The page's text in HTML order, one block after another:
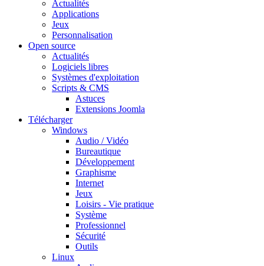
Actualités
Applications
Jeux
Personnalisation
Open source
Actualités
Logiciels libres
Systèmes d'exploitation
Scripts & CMS
Astuces
Extensions Joomla
Télécharger
Windows
Audio / Vidéo
Bureautique
Développement
Graphisme
Internet
Jeux
Loisirs - Vie pratique
Système
Professionnel
Sécurité
Outils
Linux